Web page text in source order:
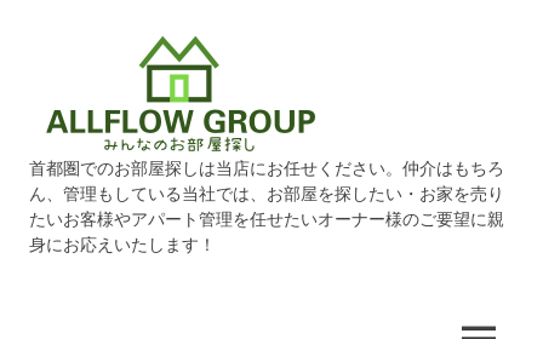
ル
フ
首都圏でのお部屋探しは当店にお任せください。仲介はもちろ
ん、管理もしている当社では、お部屋を探したい・お家を売り
たいお客様やアパート管理を任せたいオーナー様のご要望に親
身にお応えいたします！